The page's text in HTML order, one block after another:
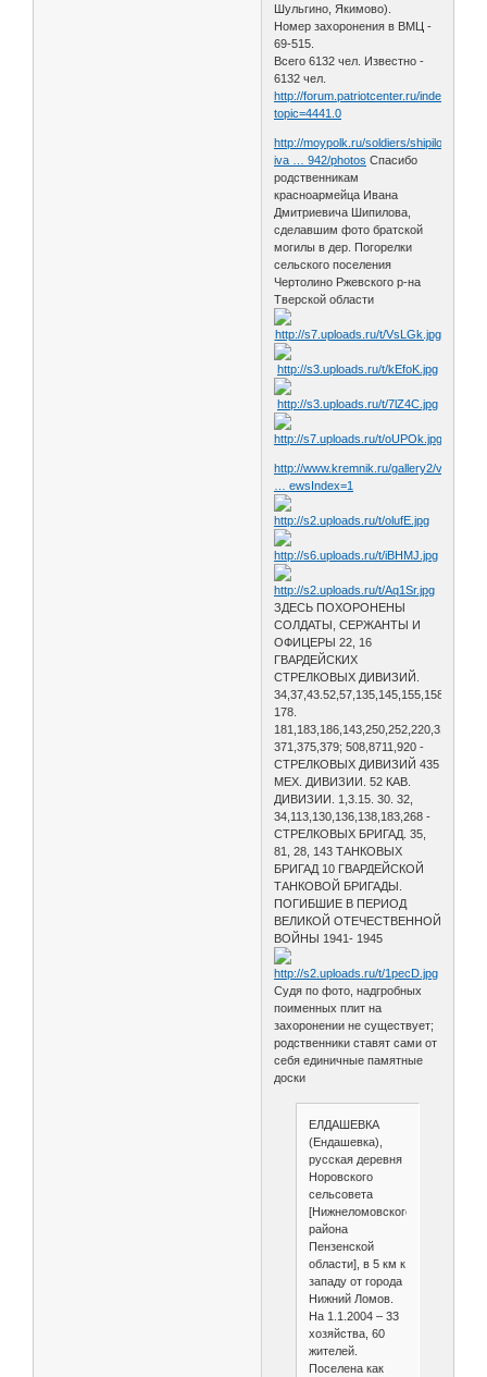
Шульгино, Якимово).
Номер захоронения в ВМЦ -
69-515.
Всего 6132 чел. Известно -
6132 чел.
http://forum.patriotcenter.ru/index.php?
topic=4441.0
http://moypolk.ru/soldiers/shipilov-
iva … 942/photos Спасибо
родственникам
красноармейца Ивана
Дмитриевича Шипилова,
сделавшим фото братской
могилы в дер. Погорелки
сельского поселения
Чертолино Ржевского р-на
Тверской области
http://www.kremnik.ru/gallery2/v/albums
… ewsIndex=1
ЗДЕСЬ ПОХОРОНЕНЫ
СОЛДАТЫ, СЕРЖАНТЫ И
ОФИЦЕРЫ 22, 16
ГВАРДЕЙСКИХ
СТРЕЛКОВЫХ ДИВИЗИЙ.
178.
371,375,379; 508,8711,920 -
СТРЕЛКОВЫХ ДИВИЗИЙ 435
МЕХ. ДИВИЗИИ. 52 КАВ.
ДИВИЗИИ. 1,3.15. 30. 32,
34,113,130,136,138,183,268 -
СТРЕЛКОВЫХ БРИГАД. 35,
81, 28, 143 ТАНКОВЫХ
БРИГАД 10 ГВАРДЕЙСКОЙ
ТАНКОВОЙ БРИГАДЫ.
ПОГИБШИЕ В ПЕРИОД
ВЕЛИКОЙ ОТЕЧЕСТВЕННОЙ
ВОЙНЫ 1941- 1945
Судя по фото, надгробных
поименных плит на
захоронении не существует;
родственники ставят сами от
себя единичные памятные
доски
ЕЛДАШЕВКА
(Ендашевка),
русская деревня
Норовского
сельсовета
[Нижнеломовского
района
Пензенской
области], в 5 км к
западу от города
Нижний Ломов.
На 1.1.2004 – 33
хозяйства, 60
жителей.
Поселена как